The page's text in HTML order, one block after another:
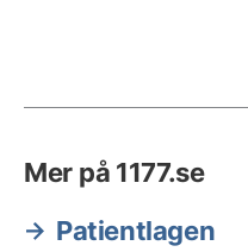
Mer på 1177.se
Patientlagen